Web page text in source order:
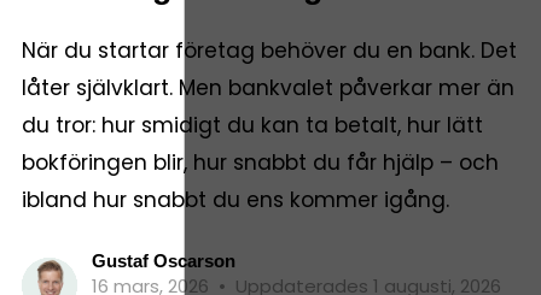
När du startar företag behöver du en bank. Det
låter självklart. Men bankvalet påverkar mer än
du tror: hur smidigt du kan ta betalt, hur lätt
bokföringen blir, hur snabbt du får hjälp – och
ibland hur snabbt du ens kommer igång.
Gustaf Oscarson
16 mars, 2026 • Uppdaterades 1 augusti, 2026